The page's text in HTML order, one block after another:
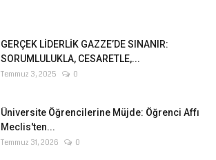
GERÇEK LİDERLİK GAZZE’DE SINANIR:
SORUMLULUKLA, CESARETLE,...
Temmuz 3, 2025 0
Üniversite Öğrencilerine Müjde: Öğrenci Affı
Meclis'ten...
Temmuz 31, 2026 0